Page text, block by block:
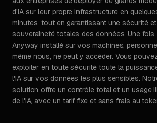
d'IA sur leur propre infrastructure en
minutes, tout en garantissant une sécurité
souveraineté totales des données. Une fois
Anyway installé sur vos machines,
même nous, ne peut y accéder. Vous
exploiter en toute sécurité toute la
l'IA sur vos données les plus sensibles.
solution offre un contrôle total et un usage
de l'IA, avec un tarif fixe et sans frais au